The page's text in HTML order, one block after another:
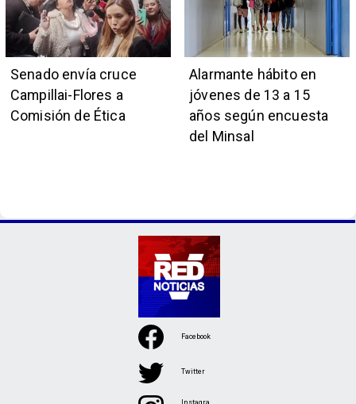
Senado envía cruce
Campillai-Flores a
Comisión de Ética
Alarmante hábito en
jóvenes de 13 a 15
años según encuesta
del Minsal
Facebook
Twitter
Instagra